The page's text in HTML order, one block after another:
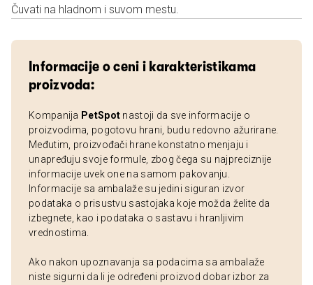
Čuvati na hladnom i suvom mestu.
Informacije o ceni i karakteristikama
proizvoda:
Kompanija PetSpot nastoji da sve informacije o
proizvodima, pogotovu hrani, budu redovno ažurirane.
Međutim, proizvođači hrane konstatno menjaju i
unapređuju svoje formule, zbog čega su najpreciznije
informacije uvek one na samom pakovanju.
Informacije sa ambalaže su jedini siguran izvor
podataka o prisustvu sastojaka koje možda želite da
izbegnete, kao i podataka o sastavu i hranljivim
vrednostima.
Ako nakon upoznavanja sa podacima sa ambalaže
niste sigurni da li je određeni proizvod dobar izbor za